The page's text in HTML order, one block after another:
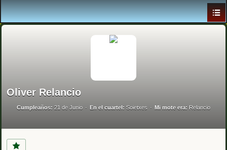
Oliver Relancio
Cumpleaños: 21 de Junio En el cuartel: Soietxes Mi mote era: Relancio